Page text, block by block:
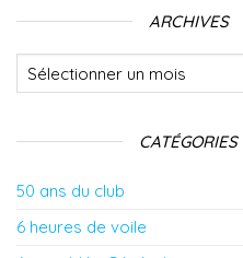
ARCHIVES
Archives
CATÉGORIES
50 ans du club
6 heures de voile